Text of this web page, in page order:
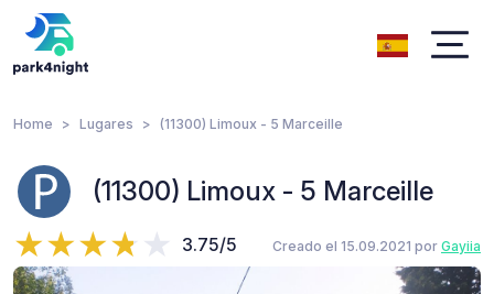
Home Lugares (11300) Limoux - 5 Marceille
(11300) Limoux - 5 Marceille
3.75/5 Creado el 15.09.2021 por Gayiia